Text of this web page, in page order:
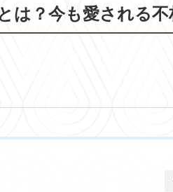
は？今も愛される不